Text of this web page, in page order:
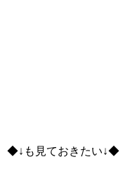
◆↓も見ておきたい↓◆